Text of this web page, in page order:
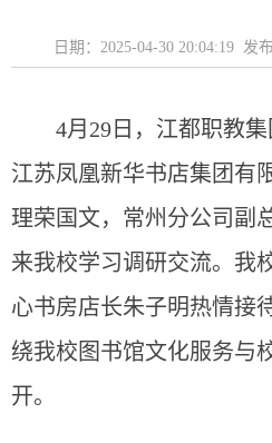
日期：2025-04-30 20:04:19 发
4月29日，江都职教集
江苏凤凰新华书店集团有
理荣国文，常州分公司副
来我校学习调研交流。 我
心书房店长朱子明热情接
绕我校图书馆文化服务与
开。